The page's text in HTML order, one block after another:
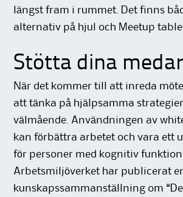
längst fram i rummet. Det finns
alternativ på hjul och Meetup table.
Stötta dina
När det kommer till att inreda
att tänka på hjälpsamma
välmående. Användningen av
kan förbättra arbetet och vara ett
för personer med kognitiv
Arbetsmiljöverket har publicerat
kunskapssammanställning om